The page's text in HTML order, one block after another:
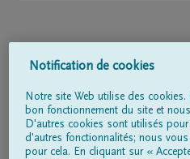
Suivez-nous sur
Notification de cookies
Notre site Web utilise des cookies.
bon fonctionnement du site et
D'autres cookies sont utilisés
d'autres fonctionnalités; nous
pour cela. En cliquant sur «